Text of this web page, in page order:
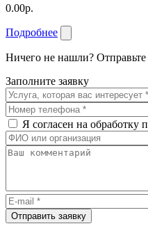
0.00р.
Подробнее
Ничего не нашли? Отправьте
Заполните заявку
Я согласен на обработку
Отправить заявку